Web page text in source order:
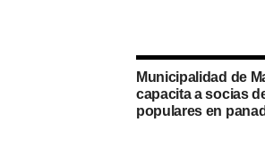
Municipalidad de
capacita a socias
populares en